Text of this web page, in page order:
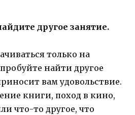
другое занятие.
только на
найти другое
вам удовольствие.
книги, поход в кино,
что-то другое, что